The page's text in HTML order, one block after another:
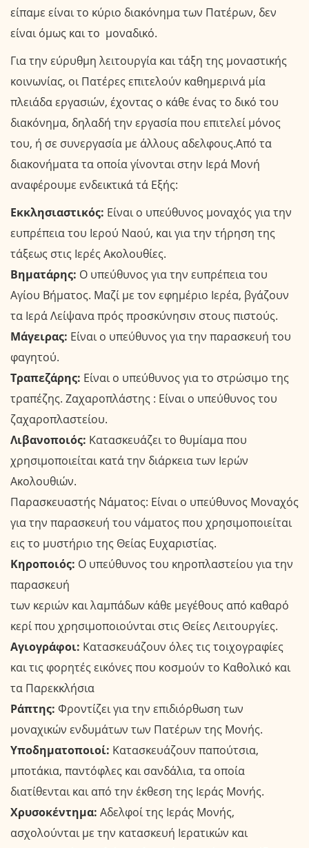
είπαμε είναι το κύριο διακόνημα των Πατέρων, δεν
είναι όμως και το μοναδικό.
Για την εύρυθμη λειτουργία και τάξη της μοναστικής
κοινωνίας, οι Πατέρες επιτελούν καθημερινά μία
πλειάδα εργασιών, έχοντας ο κάθε ένας το δικό του
διακόνημα, δηλαδή την εργασία που επιτελεί μόνος
του, ή σε συνεργασία με άλλους αδελφους.Από τα
διακονήματα τα οποία γίνονται στην Ιερά Μονή
αναφέρουμε ενδεικτικά τά Εξής:
Εκκλησιαστικός: Είναι ο υπεύθυνος μοναχός για την
ευπρέπεια του Ιερού Ναού, και για την τήρηση της
τάξεως στις Ιερές Ακολουθίες.
Βηματάρης: Ο υπεύθυνος για την ευπρέπεια του
Αγίου Βήματος. Μαζί με τον εφημέριο Ιερέα, βγάζουν
τα Ιερά Λείψανα πρός προσκύνησιν στους πιστούς.
Μάγειρας: Είναι ο υπεύθυνος για την παρασκευή του
φαγητού.
Τραπεζάρης: Είναι ο υπεύθυνος για το στρώσιμο της
τραπέζης. Ζαχαροπλάστης : Είναι ο υπεύθυνος του
ζαχαροπλαστείου.
Λιβανοποιός: Κατασκευάζει το θυμίαμα που
χρησιμοποιείται κατά την διάρκεια των Ιερών
Ακολουθιών.
Παρασκευαστής Νάματος: Είναι ο υπεύθυνος Μοναχός
για την παρασκευή του νάματος που χρησιμοποιείται
εις το μυστήριο της Θείας Ευχαριστίας.
Κηροποιός: Ο υπεύθυνος του κηροπλαστείου για την
παρασκευή
των κεριών και λαμπάδων κάθε μεγέθους από καθαρό
κερί που χρησιμοποιούνται στις Θείες Λειτουργίες.
Αγιογράφοι: Κατασκευάζουν όλες τις τοιχογραφίες
και τις φορητές εικόνες που κοσμούν το Καθολικό και
τα Παρεκκλήσια
Ράπτης: Φροντίζει για την επιδιόρθωση των
μοναχικών ενδυμάτων των Πατέρων της Μονής.
Υποδηματοποιοί: Κατασκευάζουν παπούτσια,
μποτάκια, παντόφλες και σανδάλια, τα οποία
διατίθενται και από την έκθεση της Ιεράς Μονής.
Χρυσοκέντημα: Αδελφοί της Ιεράς Μονής,
ασχολούνται με την κατασκευή Ιερατικών και